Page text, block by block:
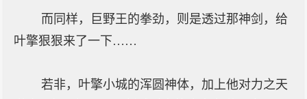
而同样，巨野王的拳劲，则是透过那神剑，给
叶擎狠狠来了一下……
若非，叶擎小城的浑圆神体，加上他对力之天